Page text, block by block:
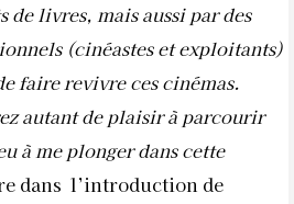
de livres, mais aussi par des
(cinéastes et exploitants)
faire revivre ces cinémas.
autant de plaisir à parcourir
à me plonger dans cette
dans l’introduction de